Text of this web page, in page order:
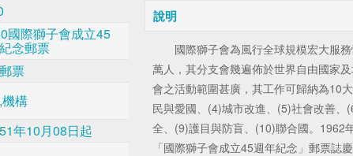
國際獅子會成立45
念郵票
票
構
年10月08日起
說明
國際獅子會為風行全球規模宏大服務
萬人，其分支會幾遍佈於世界自由國家
會之活動範圍甚廣，其工作可歸納為10
民與愛國、(4)城市改進、(5)社會改善
全、(9)護目與防盲、(10)聯合國。1962
「國際獅子會成立45週年紀念」郵票誌